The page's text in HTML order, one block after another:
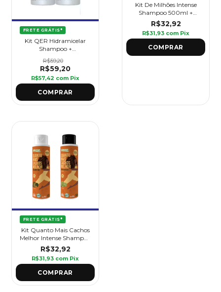
FRETE GRÁTIS*
Kit QER Hidramicelar
Shampoo +
Condicionador 1l Griffus
R$59,20
R$59,20
R$57,42 com Pix
Kit De Milhões Intense
Shampoo 500ml +
Condicionador 500ml
R$32,92
R$31,93 com Pix
FRETE GRÁTIS*
Kit Quanto Mais Cachos
Melhor Intense Shampoo
500ml + Condicionador
500ml
R$32,92
R$31,93 com Pix